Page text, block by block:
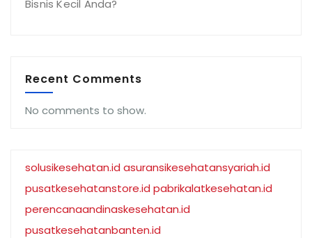
Bisnis Kecil Anda?
Recent Comments
No comments to show.
solusikesehatan.id asuransikesehatansyariah.id
pusatkesehatanstore.id pabrikalatkesehatan.id
perencanaandinaskesehatan.id
pusatkesehatanbanten.id